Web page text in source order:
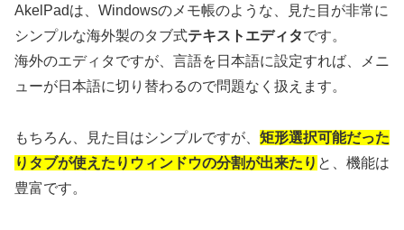
AkelPadは、Windowsのメモ帳のような、見た目が非常に
シンプルな海外製のタブ式テキストエディタです。
海外のエディタですが、言語を日本語に設定すれば、メニ
ューが日本語に切り替わるので問題なく扱えます。
もちろん、見た目はシンプルですが、 矩形選択可能だった
りタブが使えたりウィンドウの分割が出来たり と、機能は
豊富です。